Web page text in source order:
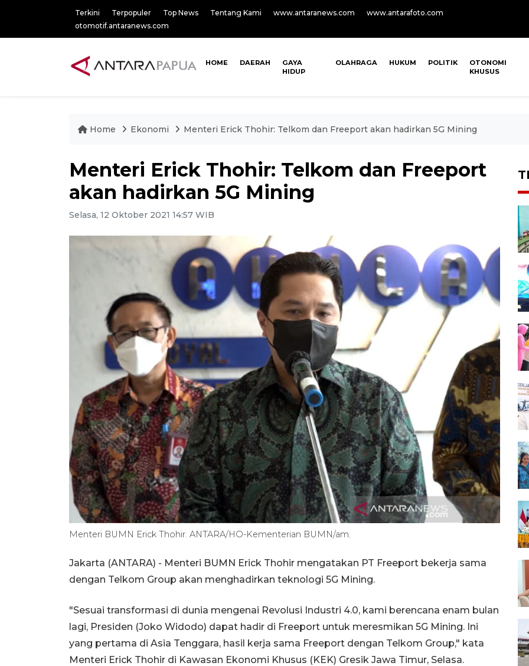
Terkini Terpopuler Top News Tentang Kami www.antaranews.com
www.antarafoto.com
otomotif.antaranews.com
HOME DAERAH
GAYA
HIDUP
OLAHRAGA HUKUM POLITIK
OTONOMI
KHUSUS
Home Ekonomi Menteri Erick Thohir: Telkom dan Freeport akan hadirkan 5G Mining
Menteri Erick Thohir: Telkom dan Freeport
akan hadirkan 5G Mining
Selasa, 12 Oktober 2021 14:57 WIB
Menteri BUMN Erick Thohir. ANTARA/HO-Kementerian BUMN/am.
Jakarta (ANTARA) - Menteri BUMN Erick Thohir mengatakan PT Freeport bekerja sama
dengan Telkom Group akan menghadirkan teknologi 5G Mining.
"Sesuai transformasi di dunia mengenai Revolusi Industri 4.0, kami berencana enam bulan
lagi, Presiden (Joko Widodo) dapat hadir di Freeport untuk meresmikan 5G Mining. Ini
yang pertama di Asia Tenggara, hasil kerja sama Freeport dengan Telkom Group," kata
Menteri Erick Thohir di Kawasan Ekonomi Khusus (KEK) Gresik Jawa Timur, Selasa.